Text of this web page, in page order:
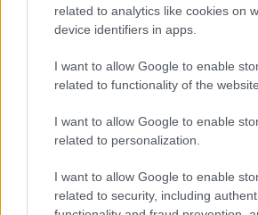
related to analytics like cookies on
device identifiers in apps.
I want to allow Google to enable
related to functionality of the
I want to allow Google to enable
related to personalization.
I want to allow Google to enable
related to security, including